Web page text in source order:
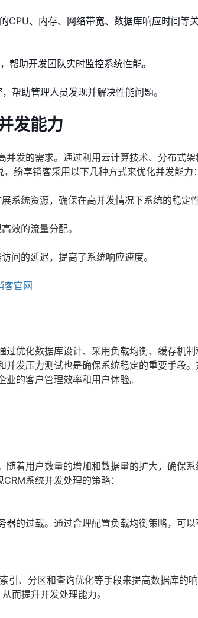
、内存、网络带宽、数据库响应时间等关
帮助开发团队实时监控系统性能。
帮助管理人员发现并解决性能问题。
发能力
发的需求。通过利用云计算技术、分布式
纷享销客采用以下几种方式来优化并发能力：
系统资源，确保在高并发情况下系统的稳定性
效的流量分配。
问的延迟，提高了系统响应速度。
客官网
优化数据库设计、采用负载均衡、缓存机
发压力测试也是确保系统稳定的重要手段。
的客户管理效率和用户体验。
着用户数量的增加和数据量的扩大，确保系
系统并发处理的策略：
的过载。通过合理配置负载均衡策略，可以
、分区和查询优化等手段来提高数据库的响
而提升并发处理能力。